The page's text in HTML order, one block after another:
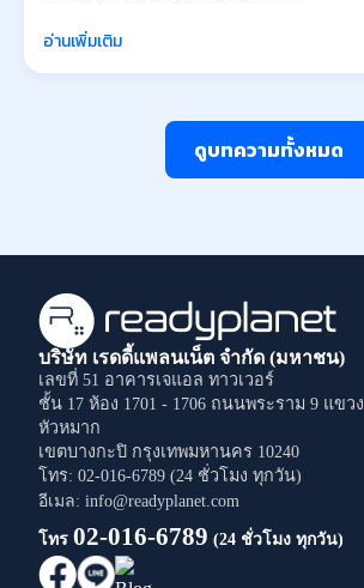
อ่านเพิ่มเติม
ดูบทความทั้งหมด
บริษัท เรดดี้แพลนเน็ต จำกัด (มหาชน)
เลขที่ 51 อาคารเจแอล ทาวเวอร์
ชั้น 17 ห้อง 1701 - 1706 ถนนพระราม 9 แขวง
หัวหมาก
เขตบางกะปิ กรุงเทพมหานคร 10240
โทร: 02-016-6789 (24 ชั่วโมง ทุกวัน)
อีเมล: info@readyplanet.com
โทร 02-016-6789 (24 ชั่วโมง ทุกวัน)